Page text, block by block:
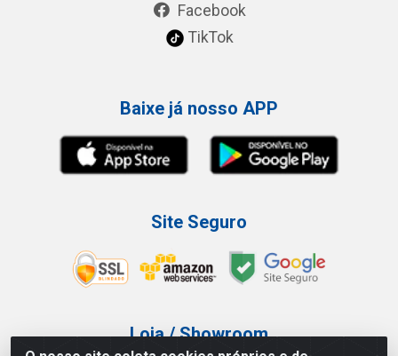
Facebook
TikTok
Baixe já nosso APP
Site Seguro
Loja / Showroom